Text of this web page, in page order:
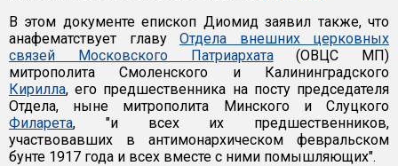
В этом документе епископ Диомид заявил также, что
анафематствует главу Отдела внешних церковных
связей Московского Патриархата(ОВЦС МП)
митрополита Смоленского и Калининградского
Кирилла, его предшественника на посту председателя
Отдела, ныне митрополита Минского и Слуцкого
Филарета, "и всех их предшественников,
участвовавших в антимонархическом февральском
бунте 1917 года и всех вместе с ними помышляющих".